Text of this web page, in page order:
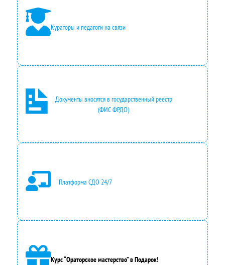
Кураторы и педагоги на связи
Документы вносятся в государственный реестр
(ФИС ФРДО)
Платформа СДО 24/7
Курс “Ораторское мастерство” в Подарок!